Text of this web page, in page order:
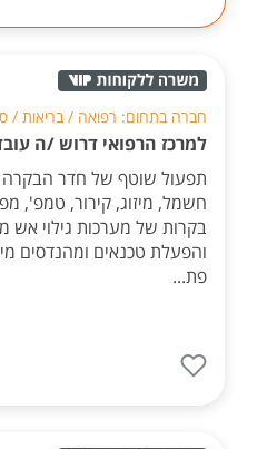
חברה בתחום: רפואה / בריאות /
למרכז הרפואי דרוש /ה
תפעול שוטף של חדר הבקרה
חשמל, מיזוג, קירור, טמפ',
בקרות של מערכות גילוי אש
והפעלת טכנאים ומהנדסים
פת...